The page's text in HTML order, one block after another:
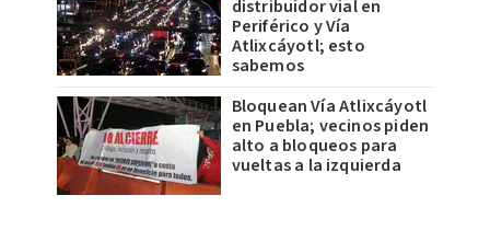
distribuidor vial en
Periférico y Vía
Atlixcáyotl; esto
sabemos
Bloquean Vía Atlixcáyotl
en Puebla; vecinos piden
alto a bloqueos para
vueltas a la izquierda